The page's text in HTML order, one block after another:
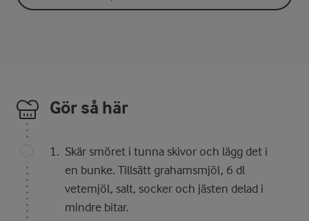
Gör så här
Skär smöret i tunna skivor och lägg det i
en bunke. Tillsätt grahamsmjöl, 6 dl
vetemjöl, salt, socker och jästen delad i
mindre bitar.